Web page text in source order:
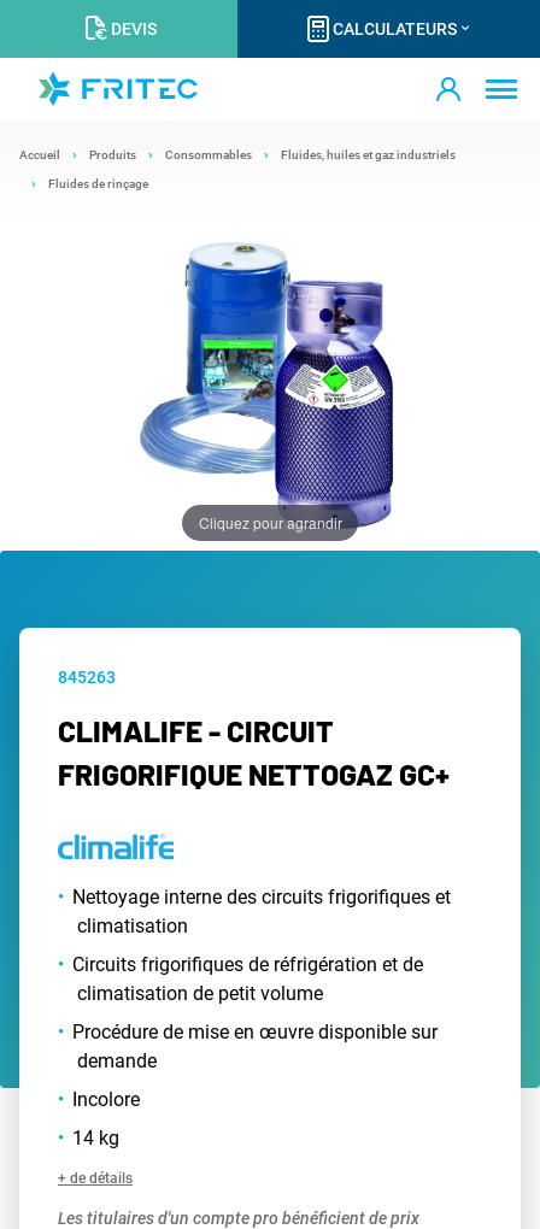
DEVIS CALCULATEURS
Accueil Produits Consommables Fluides, huiles et gaz industriels
Fluides de rinçage
Cliquez pour agrandir
845263
CLIMALIFE - CIRCUIT
FRIGORIFIQUE NETTOGAZ GC+
Nettoyage interne des circuits frigorifiques et
climatisation
Circuits frigorifiques de réfrigération et de
climatisation de petit volume
Procédure de mise en œuvre disponible sur
demande
Incolore
14 kg
+ de détails
Les titulaires d'un compte pro bénéficient de prix